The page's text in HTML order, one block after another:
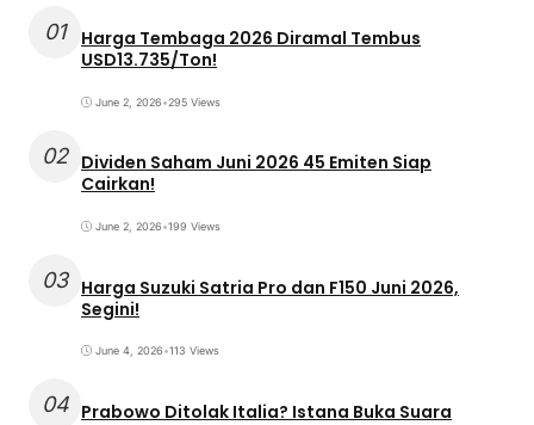
01
Harga Tembaga 2026 Diramal Tembus
USD13.735/Ton!
June 2, 2026•295 Views
02 Dividen Saham Juni 2026 45 Emiten Siap
Cairkan!
June 2, 2026•199 Views
03 Harga Suzuki Satria Pro dan F150 Juni 2026,
Segini!
June 4, 2026•113 Views
04 Prabowo Ditolak Italia? Istana Buka Suara